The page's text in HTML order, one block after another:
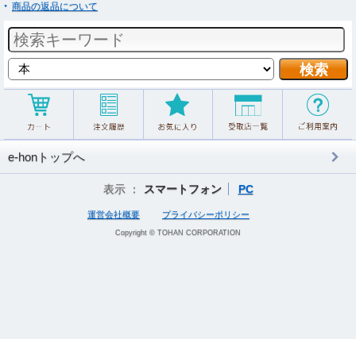
商品の返品について
e-honトップへ
表示 ： スマートフォン PC
運営会社概要 プライバシーポリシー
Copyright © TOHAN CORPORATION